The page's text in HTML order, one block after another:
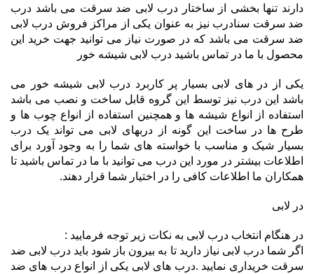
دارند تنها بخشی از ساختار درب لابی ضد سرقت می باشد درب
ضد سرقت سنادرب نیز به عنوان یکی از مراکز فروش درب لابی
ضد سرقت می باشد که در صورت نیاز می توانید جهت خرید این
محصول با ما در تماس باشید درب لابی شیشه خور
یکی از در های لابی بسیار پر کاربرد درب لابی شیشه خور می
باشد این درب نیز توسط این گروه قابل ساخت و نصب می باشد
استفاده از انواع شیشه ها و همچنین استفاده از انواع چوب ها و
طرح ها در ساخت این گونه از دربهای لابی می تواند یک درب
بسیار شیک و مناسب با خواسته های شما را به وجود آورد برای
اطلاعات بیشتر در مورد این درب می توانید با ما در تماس باشید تا
همکاران ما اطلاعات کافی را در اختیار شما قرار دهند.
در لابی
در هنگام انتخاب درب لابی به نکات زیر توجه فرمایید :
اگر شما درب لابی نیاز دارید تا به بیرون باز شود باید درب لابی ضد
سرقت خریداری نمایید .درب های لابی یکی از انواع درب های ضد